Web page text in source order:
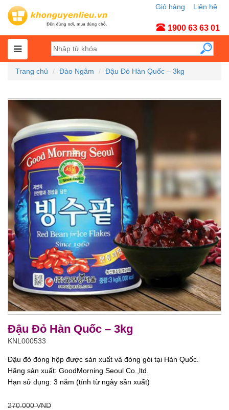
Liên hệ
Giỏ hàng
1900 63 63 01
Trang chủ Đào Ngâm Đậu Đỏ Hàn Quốc – 3kg
Đậu Đỏ Hàn Quốc – 3kg
KNL000533
Đậu đỏ đóng hộp được sản xuất và đóng gói tại Hàn Quốc.
Hãng sản xuất: GoodMorning Seoul Co.,ltd.
Hạn sử dụng: 3 năm (tính từ ngày sản xuất)
270.000 VND